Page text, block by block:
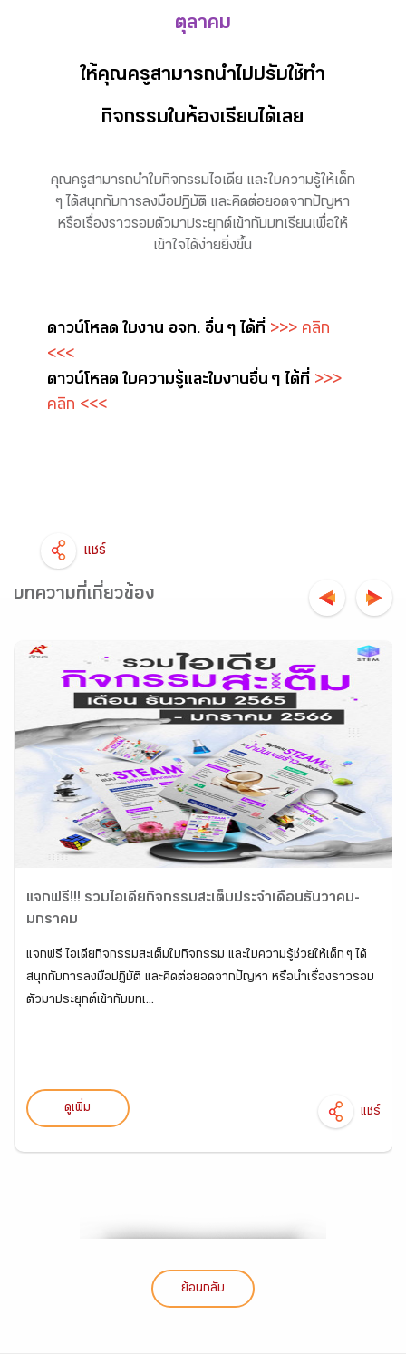
ตุลาคม
ให้คุณครูสามารถนำไปปรับใช้ทำ
กิจกรรมในห้องเรียนได้เลย
คุณครูสามารถนำใบกิจกรรมไอเดีย และใบความรู้ให้เด็ก
ๆ ได้สนุกกับการลงมือปฏิบัติ และคิดต่อยอดจากปัญหา
หรือเรื่องราวรอบตัวมาประยุกต์เข้ากับบทเรียนเพื่อให้
เข้าใจได้ง่ายยิ่งขึ้น
ดาวน์โหลด ใบงาน อจท. อื่น ๆ ได้ที่ >>> คลิก
<<<
ดาวน์โหลด ใบความรู้และใบงาน อื่น ๆ ได้ที่ >>>
คลิก <<<
แชร์
บทความที่เกี่ยวข้อง
แจกฟรี!!! รวมไอเดียกิจกรรมสะเต็มประจำเดือนธันวาคม-
มกราคม
แจกฟรี ไอเดียกิจกรรมสะเต็มใบกิจกรรม และใบความรู้ช่วยให้เด็ก ๆ ได้
สนุกกับการลงมือปฏิบัติ และคิดต่อยอดจากปัญหา หรือนำเรื่องราวรอบ
ตัวมาประยุกต์เข้ากับบทเ...
ดูเพิ่ม แชร์
ย้อนกลับ